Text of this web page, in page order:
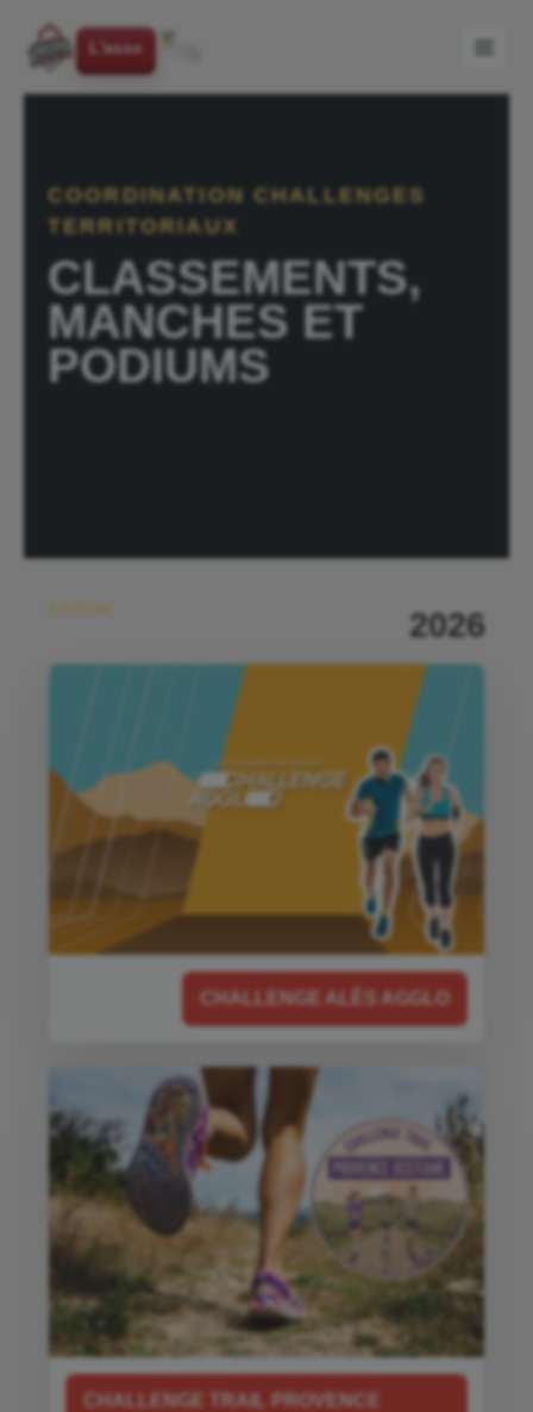
L'asso
COORDINATION CHALLENGES
TERRITORIAUX
CLASSEMENTS,
MANCHES ET
PODIUMS
2026
CHALLENGE ALÈS AGGLO
CHALLENGE TRAIL PROVENCE